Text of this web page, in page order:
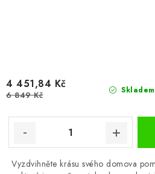
Skladem
4 451,84 Kč
6 849 Kč
Vyzdvihněte krásu svého domova